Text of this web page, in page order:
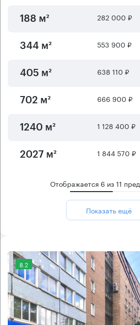
188 м² 282 000 ₽
344 м² 553 900 ₽
405 м² 638 110 ₽
702 м² 666 900 ₽
1240 м² 1 128 400 ₽
2027 м² 1 844 570 ₽
Отображается 6 из11
Показать ещё
8.2